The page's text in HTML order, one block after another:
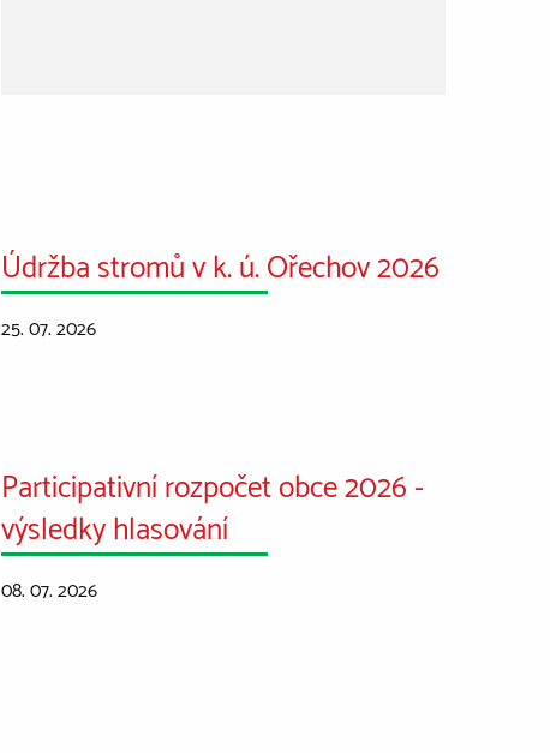
Údržba stromů v k. ú. Ořechov 2026
25. 07. 2026
Participativní rozpočet obce 2026 -
výsledky hlasování
08. 07. 2026